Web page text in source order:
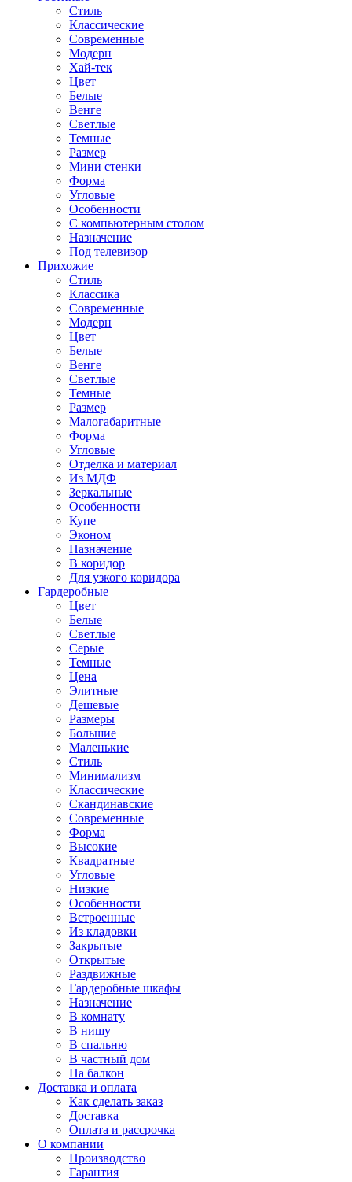
Стиль
Классические
Современные
Модерн
Хай-тек
Цвет
Белые
Венге
Светлые
Темные
Размер
Мини стенки
Форма
Угловые
Особенности
С компьютерным столом
Назначение
Под телевизор
Прихожие
Стиль
Классика
Современные
Модерн
Цвет
Белые
Венге
Светлые
Темные
Размер
Малогабаритные
Форма
Угловые
Отделка и материал
Из МДФ
Зеркальные
Особенности
Купе
Эконом
Назначение
В коридор
Для узкого коридора
Гардеробные
Цвет
Белые
Светлые
Серые
Темные
Цена
Элитные
Дешевые
Размеры
Большие
Маленькие
Стиль
Минимализм
Классические
Скандинавские
Современные
Форма
Высокие
Квадратные
Угловые
Низкие
Особенности
Встроенные
Из кладовки
Закрытые
Открытые
Раздвижные
Гардеробные шкафы
Назначение
В комнату
В нишу
В спальню
В частный дом
На балкон
Доставка и оплата
Как сделать заказ
Доставка
Оплата и рассрочка
О компании
Производство
Гарантия